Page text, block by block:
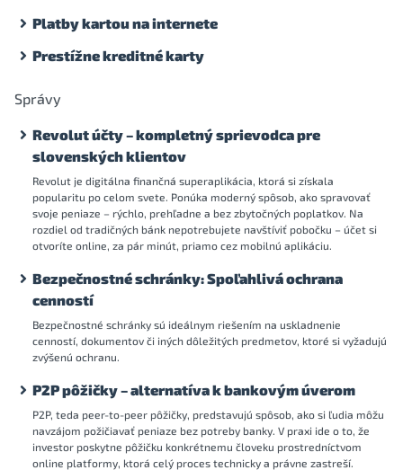
Platby kartou na internete
Prestížne kreditné karty
Správy
Revolut účty – kompletný sprievodca pre
slovenských klientov
Revolut je digitálna finančná superaplikácia, ktorá si získala
popularitu po celom svete. Ponúka moderný spôsob, ako spravovať
svoje peniaze – rýchlo, prehľadne a bez zbytočných poplatkov. Na
rozdiel od tradičných bánk nepotrebujete navštíviť pobočku – účet si
otvoríte online, za pár minút, priamo cez mobilnú aplikáciu.
Bezpečnostné schránky: Spoľahlivá ochrana
cenností
Bezpečnostné schránky sú ideálnym riešením na uskladnenie
cenností, dokumentov či iných dôležitých predmetov, ktoré si vyžadujú
zvýšenú ochranu.
P2P pôžičky – alternatíva k bankovým úverom
P2P, teda peer-to-peer pôžičky, predstavujú spôsob, ako si ľudia môžu
navzájom požičiavať peniaze bez potreby banky. V praxi ide o to, že
investor poskytne pôžičku konkrétnemu človeku prostredníctvom
online platformy, ktorá celý proces technicky a právne zastreší.